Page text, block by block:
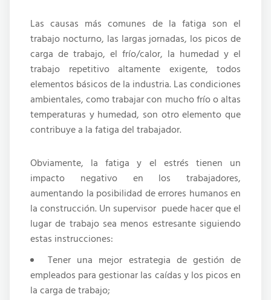
Las causas más comunes de la fatiga son el
trabajo nocturno, las largas jornadas, los picos de
carga de trabajo, el frío/calor, la humedad y el
trabajo repetitivo altamente exigente, todos
elementos básicos de la industria. Las condiciones
ambientales, como trabajar con mucho frío o altas
temperaturas y humedad, son otro elemento que
contribuye a la fatiga del trabajador.
Obviamente, la fatiga y el estrés tienen un
impacto negativo en los trabajadores,
aumentando la posibilidad de errores humanos en
la construcción. Un supervisor puede hacer que el
lugar de trabajo sea menos estresante siguiendo
estas instrucciones:
Tener una mejor estrategia de gestión de
empleados para gestionar las caídas y los picos en
la carga de trabajo;